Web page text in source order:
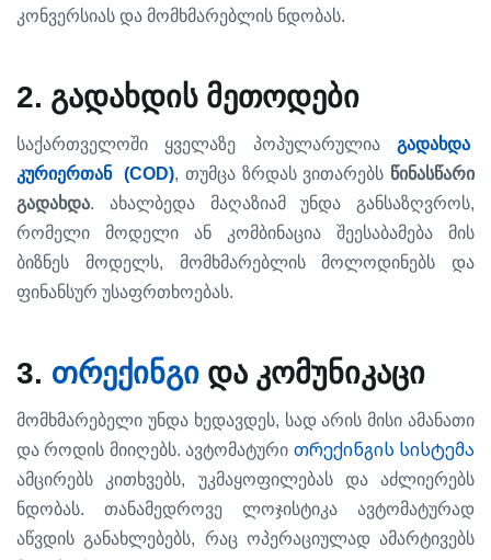
კონვერსიას და მომხმარებლის ნდობას.
2. გადახდის მეთოდები
საქართველოში ყველაზე პოპულარულიაგადახდა
კურიერთან(COD),თუმცა ზრდას ვითარებს წინასწარი
გადახდა. ახალბედა მაღაზიამ უნდა განსაზღვროს,
რომელი მოდელი ან კომბინაცია შეესაბამება
მის
ბიზნეს
მოდელს, მომხმარებლის მოლოდინებს
და
ფინანსურ უსაფრთხოებას.
3. თრექინგი და კომუნიკაცი
მომხმარებელი უნდა ხედავდეს, სად არის მისი ამანათი
და როდის მიიღებს.ავტომატური თრექინგის სისტემა
ამცირებს კითხვებს, უკმაყოფილებას და
აძლიერებს
ნდობას. თანამედროვე ლოჯისტიკა
ავტომატურად
აწვდის განახლებებს, რაც ოპერაციულად ამარტივებს